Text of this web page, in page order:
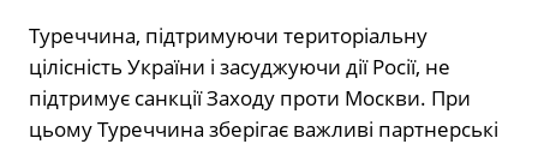
Туреччина, підтримуючи територіальну
цілісність України і засуджуючи дії Росії, не
підтримує санкції Заходу проти Москви. При
цьому Туреччина зберігає важливі партнерські